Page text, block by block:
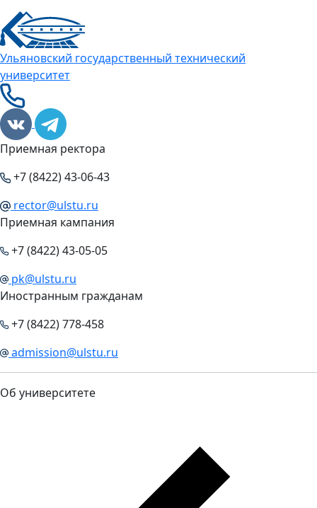
Ульяновский государственный технический
университет
Приемная ректора
+7 (8422) 43-06-43
rector@ulstu.ru
Приемная кампания
+7 (8422) 43-05-05
pk@ulstu.ru
Иностранным гражданам
+7 (8422) 778-458
admission@ulstu.ru
Об университете